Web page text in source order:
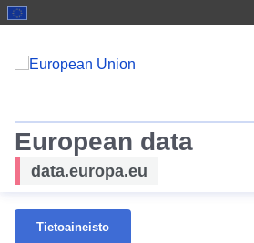
European data
data.europa.eu
Tietoaineisto